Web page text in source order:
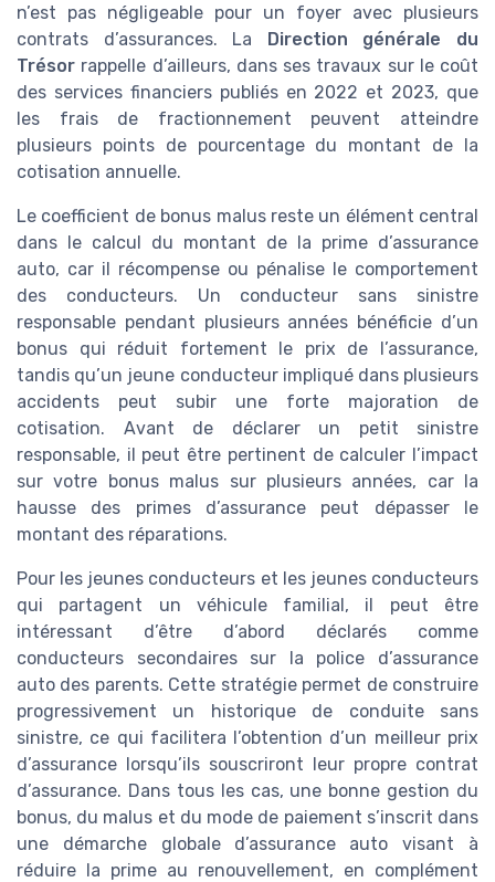
n’est pas négligeable pour un foyer avec plusieurs
contrats d’assurances. La Direction générale du
Trésor rappelle d’ailleurs, dans ses travaux sur le coût
des services financiers publiés en 2022 et 2023, que
les frais de fractionnement peuvent atteindre
plusieurs points de pourcentage du montant de la
cotisation annuelle.
Le coefficient de bonus malus reste un élément central
dans le calcul du montant de la prime d’assurance
auto, car il récompense ou pénalise le comportement
des conducteurs. Un conducteur sans sinistre
responsable pendant plusieurs années bénéficie d’un
bonus qui réduit fortement le prix de l’assurance,
tandis qu’un jeune conducteur impliqué dans plusieurs
accidents peut subir une forte majoration de
cotisation. Avant de déclarer un petit sinistre
responsable, il peut être pertinent de calculer l’impact
sur votre bonus malus sur plusieurs années, car la
hausse des primes d’assurance peut dépasser le
montant des réparations.
Pour les jeunes conducteurs et les jeunes conducteurs
qui partagent un véhicule familial, il peut être
intéressant d’être d’abord déclarés comme
conducteurs secondaires sur la police d’assurance
auto des parents. Cette stratégie permet de construire
progressivement un historique de conduite sans
sinistre, ce qui facilitera l’obtention d’un meilleur prix
d’assurance lorsqu’ils souscriront leur propre contrat
d’assurance. Dans tous les cas, une bonne gestion du
bonus, du malus et du mode de paiement s’inscrit dans
une démarche globale d’assurance auto visant à
réduire la prime au renouvellement, en complément